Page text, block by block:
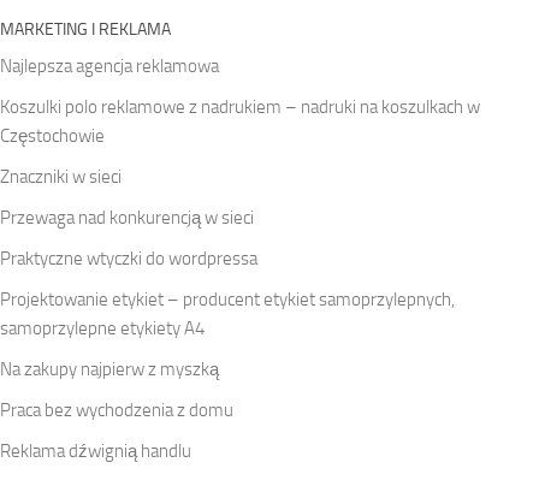
MARKETING I REKLAMA
Najlepsza agencja reklamowa
Koszulki polo reklamowe z nadrukiem – nadruki na koszulkach w
Częstochowie
Znaczniki w sieci
Przewaga nad konkurencją w sieci
Praktyczne wtyczki do wordpressa
Projektowanie etykiet – producent etykiet samoprzylepnych,
samoprzylepne etykiety A4
Na zakupy najpierw z myszką
Praca bez wychodzenia z domu
Reklama dźwignią handlu